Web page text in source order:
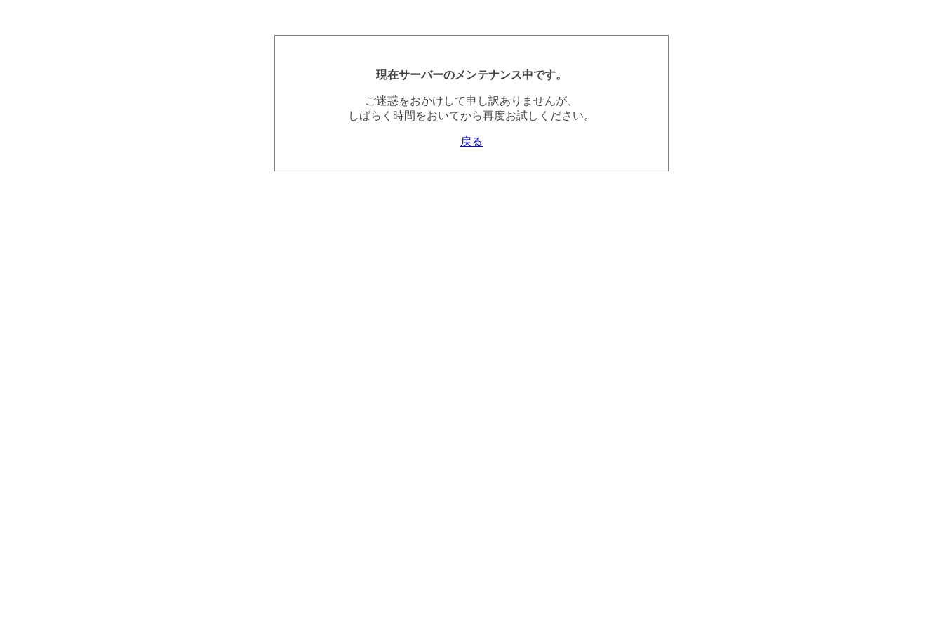
現在サーバーのメンテナンス中です。
ご迷惑をおかけして申し訳ありませんが、
しばらく時間をおいてから再度お試しください。
戻る